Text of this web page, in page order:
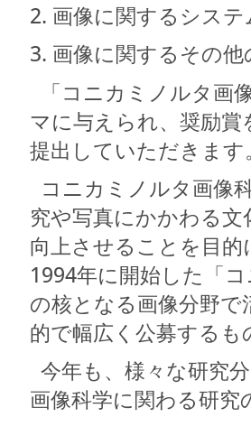
画像に関するシス
画像に関するその
「コニカミノルタ画
マに与えられ、奨励
提出していただきます
コニカミノルタ画像
究や写真にかかわる
向上させることを目
1994年に開始した「
の核となる画像分野
的で幅広く公募するも
今年も、様々な研究
画像科学に関わる研